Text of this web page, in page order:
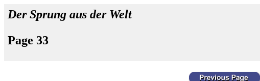
Der Sprung aus der Welt
Page 33